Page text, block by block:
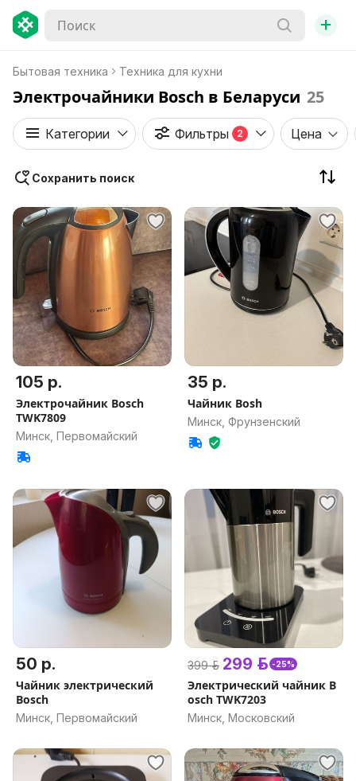
+
Бытовая техника Техника для кухни
Электрочайники Bosch в Беларуси 25
Категории Фильтры 2 Цена
Сохранить поиск
105 р.
Электрочайник Bosch
TWK7809
Минск, Первомайский
35 р.
Чайник Bosh
Минск, Фрунзенский
50 р.
Чайник электрический
Bosch
Минск, Первомайский
399 р. 299 р. -25%
Электрический чайник B
osch TWK7203
Минск, Московский